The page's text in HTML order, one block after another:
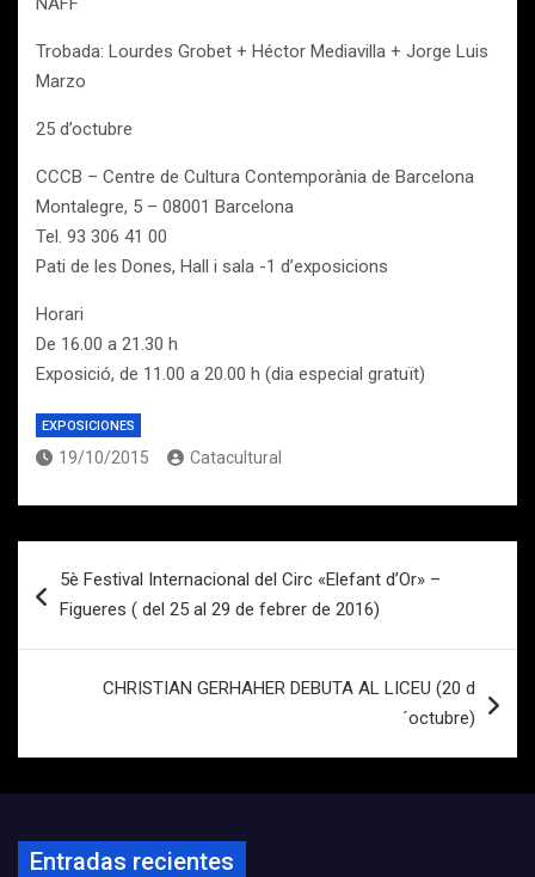
Trobada: Lourdes Grobet + Héctor Mediavilla + Jorge Luis
Marzo
25 d’octubre
CCCB – Centre de Cultura Contemporània de Barcelona
Montalegre, 5 – 08001 Barcelona
Tel. 93 306 41 00
Pati de les Dones, Hall i sala -1 d’exposicions
Horari
De 16.00 a 21.30 h
Exposició, de 11.00 a 20.00 h (dia especial gratuït)
EXPOSICIONES
19/10/2015 Catacultural
de
5è Festival Internacional del Circ «Elefant d’Or» –
Figueres ( del 25 al 29 de febrer de 2016)
CHRISTIAN GERHAHER DEBUTA AL LICEU (20 d
´octubre)
Entradas recientes